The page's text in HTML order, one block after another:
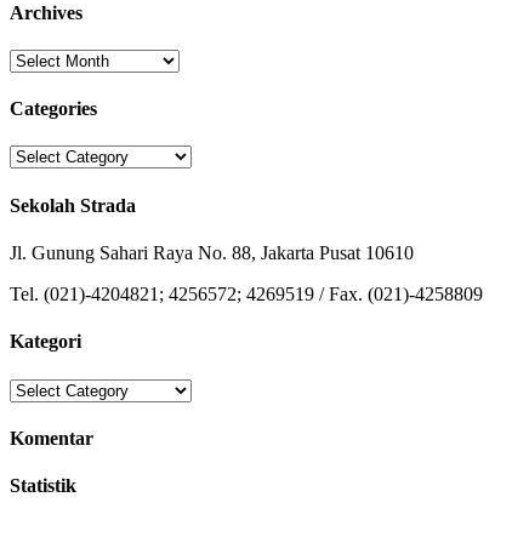
Archives
Archives
Categories
Categories
Sekolah Strada
Jl. Gunung Sahari Raya No. 88, Jakarta Pusat 10610
Tel. (021)-4204821; 4256572; 4269519 / Fax. (021)-4258809
Kategori
Kategori
Komentar
Statistik